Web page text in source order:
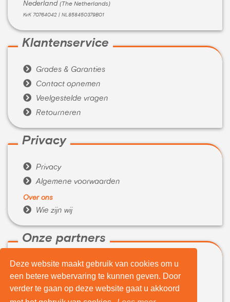
Deze website maakt gebruik van cookies om u
een betere webervaring te kunnen geven. Door
verder te gaan op deze website gaat u akkoord
Nederland (The Netherlands)
KvK 70764042 | NL858450379B01
Klantenservice
 Grades & Garanties
 Contact opnemen
 Veelgestelde vragen
 Retourneren
Privacy
 Privacy
 Algemene voorwaarden
Over ons
 Wie zijn wij
Onze partners
 WeBuyIt.nl
 LaptopVerkopen.eu
Tijdelijk extra geld nodig?